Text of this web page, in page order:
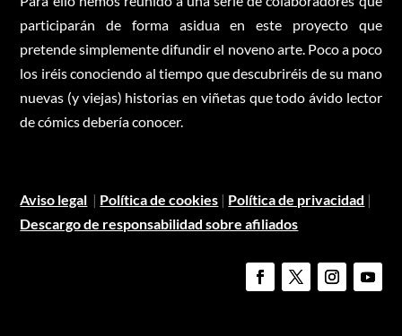
participarán de forma asidua en este proyecto que
pretende simplemente difundir el noveno arte. Poco a poco
los iréis conociendo al tiempo que descubriréis de su mano
nuevas (y viejas) historias en viñetas que todo ávido lector
de cómics debería conocer.
Aviso legal | Política de cookies | Política de privacidad |
Descargo de responsabilidad sobre afiliados